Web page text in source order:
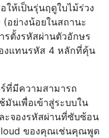
ให้เป็นรุ่นฤดูใบไม้ร่วง
(อย่างน้อยในสถานะ
รตั้งรหัสผ่านตัวอักษร
งแทนรหัส 4 หลักที่คุ้น
ที่มีความสามารถ
นเพื่อเข้าสู่ระบบใน
ะจองรหัสผ่านที่ซับซ้อน
ของคุณเช่นคุณพูด